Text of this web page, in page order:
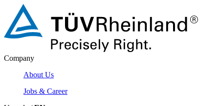
Company
About Us
Jobs & Career